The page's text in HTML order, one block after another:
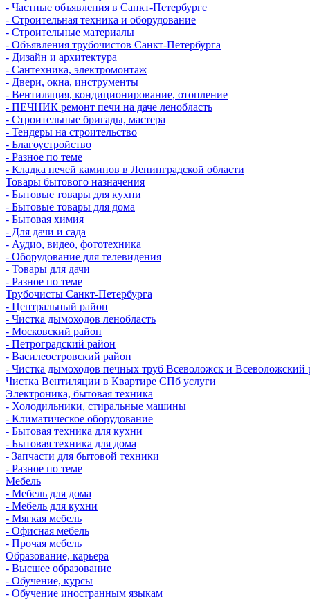
- Частные объявления в Санкт-Петербурге
- Строительная техника и оборудование
- Строительные материалы
- Объявления трубочистов Санкт-Петербурга
- Дизайн и архитектура
- Сантехника, электромонтаж
- Двери, окна, инструменты
- Вентиляция, кондиционирование, отопление
- ПЕЧНИК ремонт печи на даче ленобласть
- Строительные бригады, мастера
- Тендеры на строительство
- Благоустройство
- Разное по теме
- Кладка печей каминов в Ленинградской области
Товары бытового назначения
- Бытовые товары для кухни
- Бытовые товары для дома
- Бытовая химия
- Для дачи и сада
- Аудио, видео, фототехника
- Оборудование для телевидения
- Товары для дачи
- Разное по теме
Трубочисты Санкт-Петербурга
- Центральный район
- Чистка дымоходов ленобласть
- Московский район
- Петроградский район
- Василеостровский район
- Чистка дымоходов печных труб Всеволожск и Всеволожский
Чистка Вентиляции в Квартире СПб услуги
Электроника, бытовая техника
- Холодильники, стиральные машины
- Климатическое оборудование
- Бытовая техника для кухни
- Бытовая техника для дома
- Запчасти для бытовой техники
- Разное по теме
Мебель
- Мебель для дома
- Мебель для кухни
- Мягкая мебель
- Офисная мебель
- Прочая мебель
Образование, карьера
- Высшее образование
- Обучение, курсы
- Обучение иностранным языкам